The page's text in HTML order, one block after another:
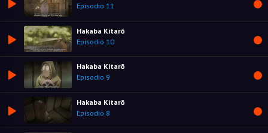
Episodio 11
Hakaba Kitarō
Episodio 10
Hakaba Kitarō
Episodio 9
Hakaba Kitarō
Episodio 8